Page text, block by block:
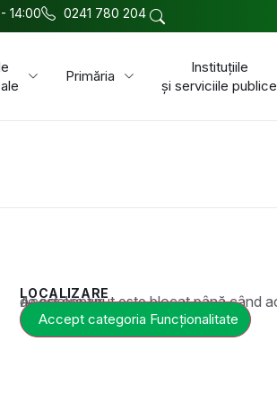
14:00 0241 780 204
Primăria
Instituțiile
și serviciile publice
LOCALIZARE
Acest conținut este blocat până când acceptați categoria corespunzătoare de cookie-uri.
Accept categoria Funcționalitate